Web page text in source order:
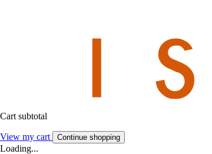
Cart subtotal
View my cart Continue shopping
Loading...